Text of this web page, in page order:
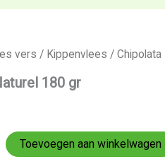
vers / Kippenvlees / Chipolata
180 gr
Toevoegen aan winkelwagen